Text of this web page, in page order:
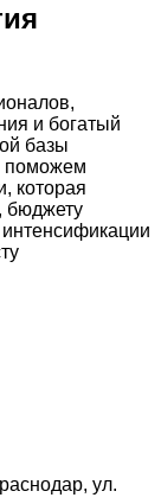
и богатый
базы
поможем
которая
бюджету
интенсификации
ул.